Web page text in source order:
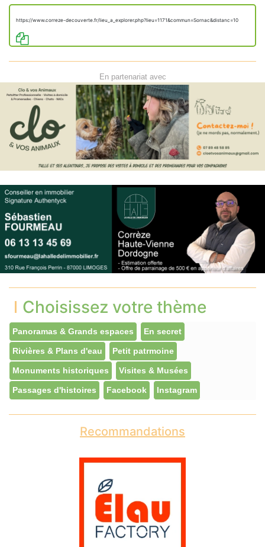
https://www.correze-decouverte.fr/lieu_a_explorer.php?lieu=1171&commun=Sornac&distanc=10
En partenariat avec
Choisissez votre thème
Panoramas & Grands espaces En secret
Rivières & Plans d'eau Petit patrmoine
Monuments historiques Visites & Musées
Passages d'histoires Facebook Instagram
Recommandations